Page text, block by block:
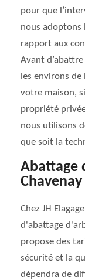
pour que
nous adoptons
rapport aux
Avant
les environs
votre maison,
propriété
nous utilisons
que soit la
Abattage
Chavenay
Chez JH
d'abattage
propose des
sécurité et la
dépendra de